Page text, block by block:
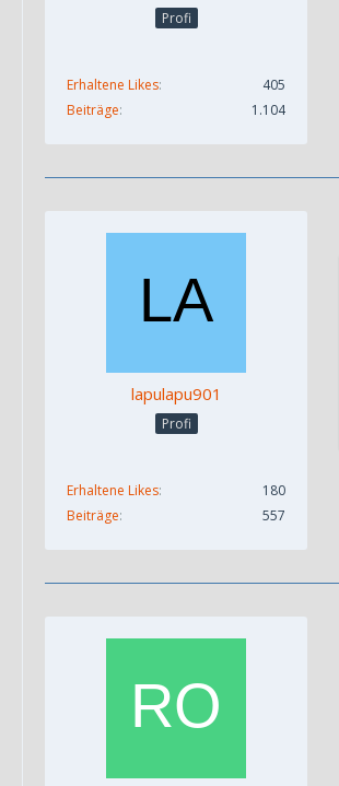
Profi
Erhaltene Likes
405
Beiträge
1.104
lapulapu901
Profi
Erhaltene Likes
180
Beiträge
557